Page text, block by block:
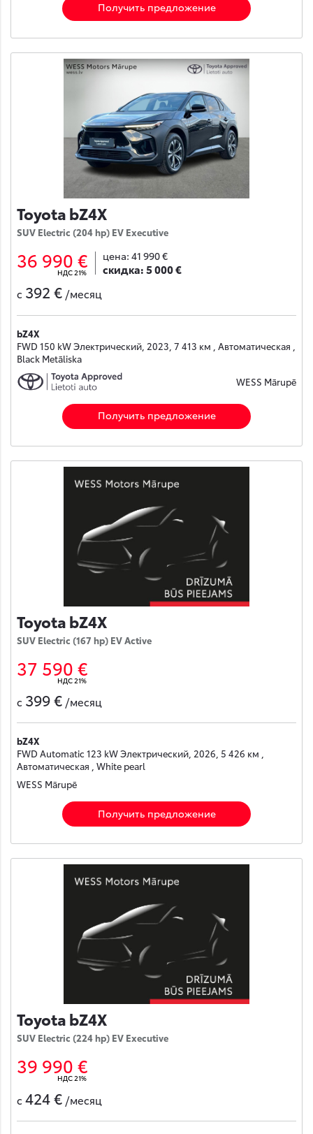
Получить предложение
Toyota bZ4X
SUV Electric (204 hp) EV Executive
36 990 €
НДС 21%
цена: 41 990 €
скидка:5 000 €
с 392 € /месяц
bZ4X
FWD 150 kW Электрический, 2023, 7 413 км , Автоматическая ,
Black Metāliska
WESS Mārupē
Получить предложение
Toyota bZ4X
SUV Electric (167 hp) EV Active
37 590 €
НДС 21%
с 399 € /месяц
bZ4X
FWD Automatic 123 kW Электрический, 2026, 5 426 км ,
Автоматическая , White pearl
WESS Mārupē
Получить предложение
Toyota bZ4X
SUV Electric (224 hp) EV Executive
39 990 €
НДС 21%
с 424 € /месяц